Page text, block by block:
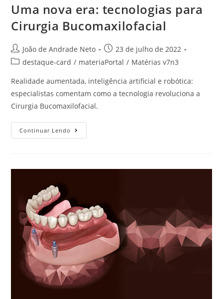
Uma nova era: tecnologias para
Cirurgia Bucomaxilofacial
João de Andrade Neto
23 de julho de 2022
destaque-card / materiaPortal / Matérias v7n3
Realidade aumentada, inteligência artificial e robótica:
especialistas comentam como a tecnologia revoluciona a
Cirurgia Bucomaxilofacial.
Continuar Lendo